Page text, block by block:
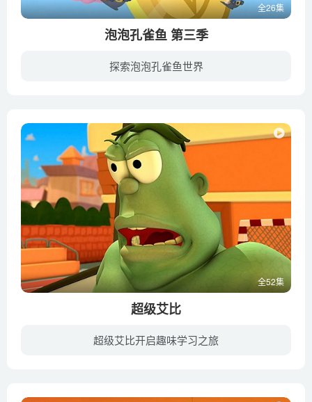
全26集
泡泡孔雀鱼 第三季
探索泡泡孔雀鱼世界
全52集
超级艾比
超级艾比开启趣味学习之旅